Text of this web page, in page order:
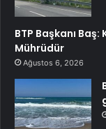
BTP Başkanı Baş:
Mührüdür
Ağustos 6, 2026